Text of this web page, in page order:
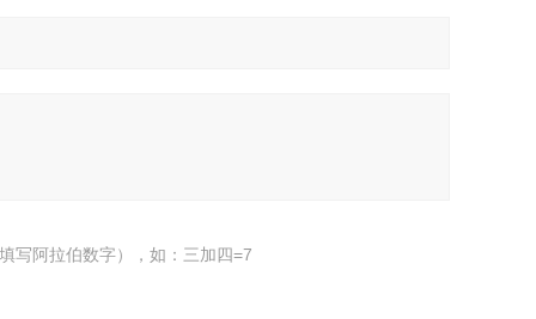
写阿拉伯数字），如：三加四=7